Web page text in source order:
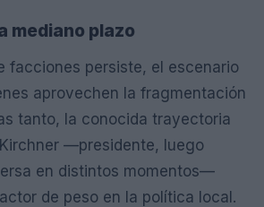
mediano plazo
facciones persiste, el escenario
aprovechen la fragmentación
tanto, la conocida trayectoria
—presidente, luego
en distintos momentos—
de peso en la política local.